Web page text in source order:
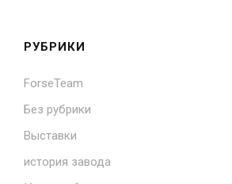
РУБРИКИ
ForseTeam
Без рубрики
Выставки
история завода